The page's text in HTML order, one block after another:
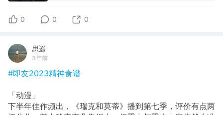
0 0 0
思遥
3年前
#即友2023精神食谱
「动漫」
下半年佳作频出，《瑞克和莫蒂》播到第七季，评价有点两